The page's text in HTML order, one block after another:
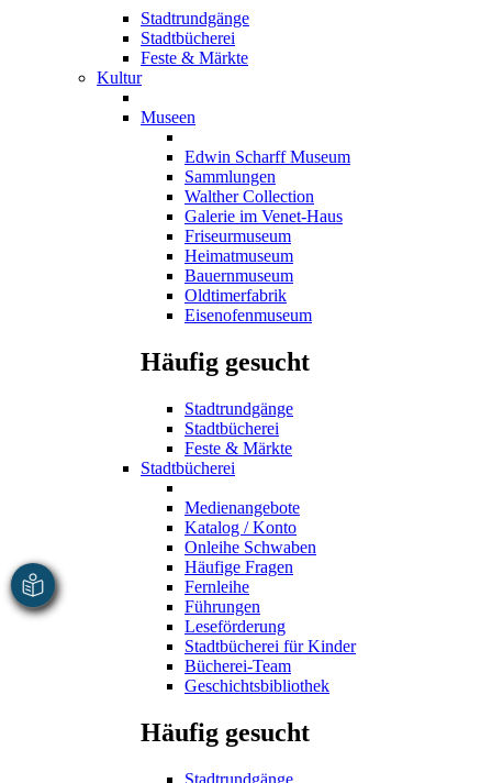
Stadtrundgänge
Stadtbücherei
Feste & Märkte
Kultur
Museen
Edwin Scharff Museum
Sammlungen
Walther Collection
Galerie im Venet-Haus
Friseurmuseum
Heimatmuseum
Bauernmuseum
Oldtimerfabrik
Eisenofenmuseum
Häufig gesucht
Stadtrundgänge
Stadtbücherei
Feste & Märkte
Stadtbücherei
Medienangebote
Katalog / Konto
Onleihe Schwaben
Häufige Fragen
Fernleihe
Führungen
Leseförderung
Stadtbücherei für Kinder
Bücherei-Team
Geschichtsbibliothek
Häufig gesucht
Stadtrundgänge